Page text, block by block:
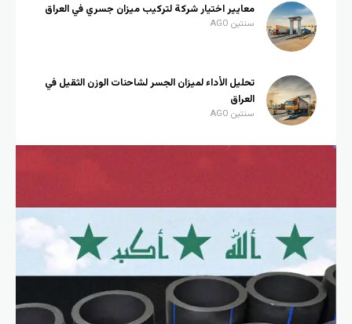
معايير اختيار شركة لتركيب ميزان جسري في العراق
سنتين AGO
تحليل الأداء لميزان الجسر لشاحنات الوزن الثقيل في
العراق
سنتين AGO